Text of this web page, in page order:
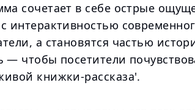
сочетает в себе острые
интерактивностью
а становятся частью
— чтобы посетители
книжки-рассказа'.